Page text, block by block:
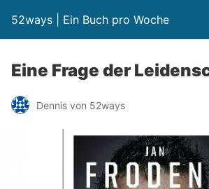
52ways | Ein Buch pro Woche
Eine Frage der
Dennis von 52ways